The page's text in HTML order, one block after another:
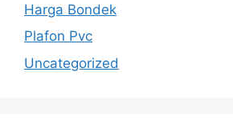
Harga Bondek
Plafon Pvc
Uncategorized